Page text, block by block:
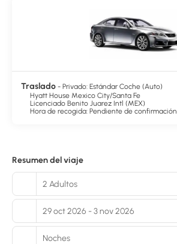
Traslado - Privado: Estándar Coche (Auto)
Hyatt House Mexico City/Santa Fe
Licenciado Benito Juarez Intl (MEX)
Hora de recogida: Pendiente de confirmación
Resumen del viaje
2 Adultos
29 oct 2026 - 3 nov 2026
Noches